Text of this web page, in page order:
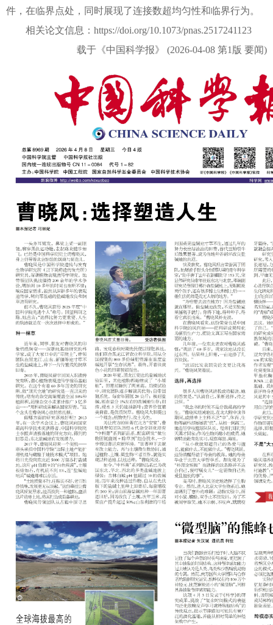
件，在临界点处，同时展现了连接数超均匀性和临界行为。
相关论文信息：https://doi.org/10.1073/pnas.2517241123
载于《中国科学报》 (2026-04-08 第1版 要闻)